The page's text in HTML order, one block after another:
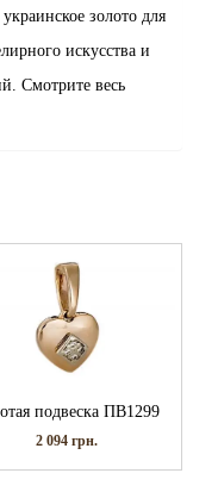
золото для
искусства и
Смотрите весь
подвеска ПВ1299
2 094грн.